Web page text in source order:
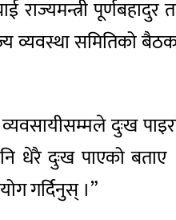
राज्यमन्त्री
व्यवस्था समितिको
व्यवसायीसम्मले दुःख
धेरै दुःख पाएको
गर्दिनुस् ।”